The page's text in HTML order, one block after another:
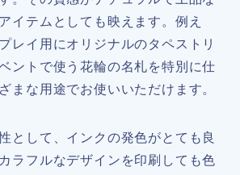
イテムとしても映えます。例え
レイ用にオリジナルのタペストリ
ントで使う花輪の名札を特別に仕
まな用途でお使いいただけます。
として、インクの発色がとても良
ラフルなデザインを印刷しても色